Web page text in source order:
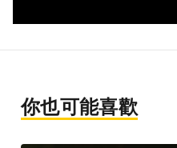
你也可能喜歡